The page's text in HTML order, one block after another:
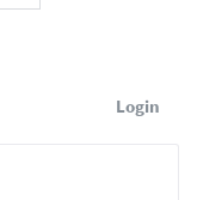
Login